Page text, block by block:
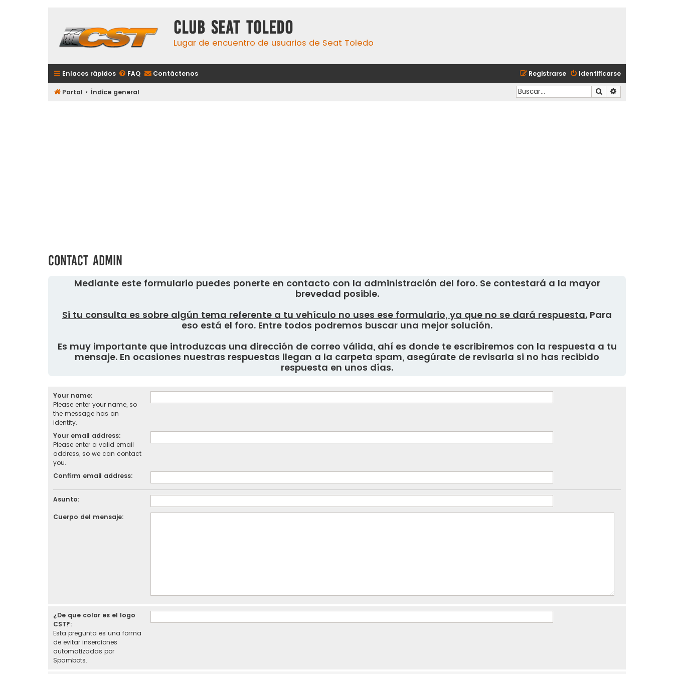
Club Seat Toledo
Lugar de encuentro de usuarios de Seat Toledo
Enlaces rápidos FAQ Contáctenos Identificarse
Registrarse
Portal Índice general Buscar
Contact Admin
Mediante este formulario puedes ponerte en contacto con la administración del foro. Se contestará a la mayor
brevedad posible.
Si tu consulta es sobre algún tema referente a tu vehículo no uses ese formulario, ya que no se dará respuesta. Para
eso está el foro. Entre todos podremos buscar una mejor solución.
Es muy importante que introduzcas una dirección de correo válida, ahí es donde te escribiremos con la respuesta a tu
mensaje. En ocasiones nuestras respuestas llegan a la carpeta spam, asegúrate de revisarla si no has recibido
respuesta en unos días.
Your name:
Please enter your name, so
the message has an
identity.
Your email address:
Please enter a valid email
address, so we can contact
you.
Confirm email address:
Asunto:
Cuerpo del mensaje:
¿De que color es el logo
CST?:
Esta pregunta es una forma
de evitar inserciones
automatizadas por
Spambots.